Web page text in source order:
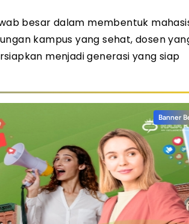
besar dalam membentuk
kampus yang sehat, dosen
menjadi generasi yang siap
Banner